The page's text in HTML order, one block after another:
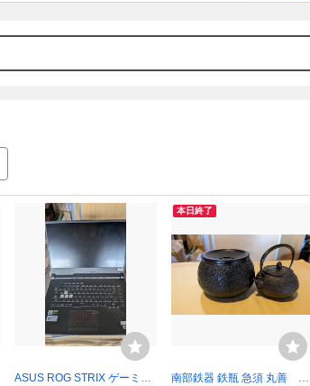
ASUS ROG STRIX ゲーミン
本日終了
南部鉄器 鉄瓶 急須 丸善 香